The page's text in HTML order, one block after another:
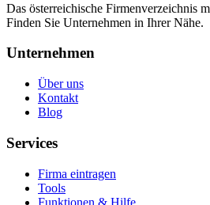
Das österreichische Firmenverzeichnis
Finden Sie Unternehmen in Ihrer Nähe.
Unternehmen
Über uns
Kontakt
Blog
Services
Firma eintragen
Tools
Funktionen & Hilfe